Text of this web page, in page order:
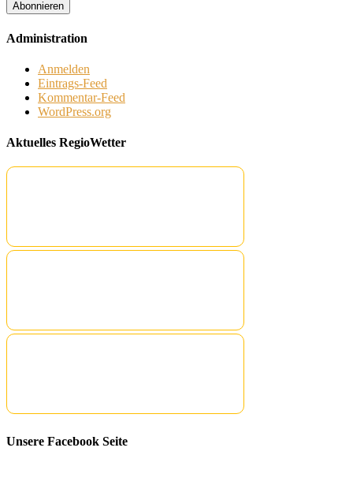
Administration
Anmelden
Eintrags-Feed
Kommentar-Feed
WordPress.org
Aktuelles RegioWetter
Unsere Facebook Seite